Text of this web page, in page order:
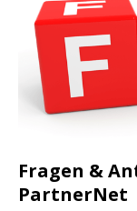
Fragen &
PartnerNet